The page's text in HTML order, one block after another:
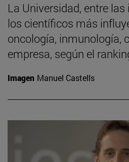
La Universidad, entre
los científicos más
oncología, inmunología,
empresa, según el
Imagen Manuel Castells